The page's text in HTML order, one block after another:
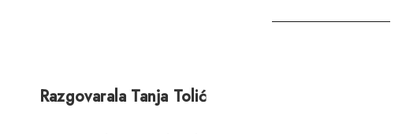
Razgovarala Tanja Tolić